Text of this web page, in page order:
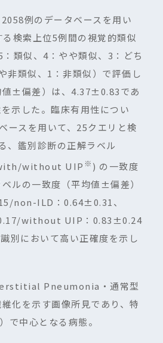
2058例のデータベースを用い
検索上位5例間の視覚的類似
：類似、 4 ：やや類似、 3 ：どち
非類似、 1 ：非類似）で評価し
±偏差）は、 4.37±0.83であ
示した。臨床有用性につい
ースを用いて、 25クエリと検
、鑑別診断の正解ラベル
without UIP ※ ) の一致度
ルの一致度（平均値±偏差）
non-ILD ： 0.64±0.31 、
without UIP ： 0.83±0.24
別において高い正確度を示し
Pneumonia ・通常型
化を示す画像所見であり、特
）で中心となる病態。